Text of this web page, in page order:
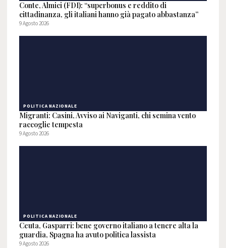
Conte, Almici (FDI): “superbonus e reddito di
cittadinanza, gli italiani hanno già pagato abbastanza”
9 Agosto 2026
POLITICA NAZIONALE
Migranti: Casini, Avviso ai Naviganti, chi semina vento
raccoglie tempesta
9 Agosto 2026
POLITICA NAZIONALE
Ceuta, Gasparri: bene governo italiano a tenere alta la
guardia, Spagna ha avuto politica lassista
9 Agosto 2026